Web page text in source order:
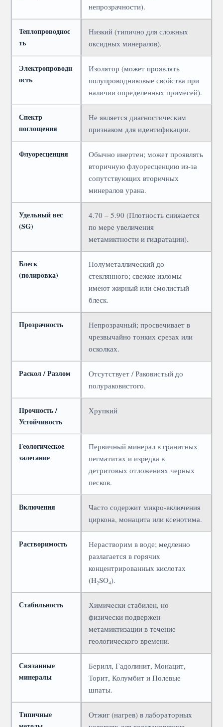
непрозрачности).
Теплопроводнос
ть
Низкий (типично для сложных
оксидных минералов).
Электропроводн
ость
Изолятор (может проявлять
полупроводниковые свойства при
наличии определенных примесей).
Спектр
поглощения
Не является диагностическим
признаком для идентификации.
Флуоресценция
Обычно инертен; может проявлять
вторичную флуоресценцию из-за
сопутствующих вторичных
минералов урана.
Удельный вес
(SG)
4.70 – 5.90 (Плотность снижается
по мере увеличения
метамиктности и гидратации).
Блеск
(полировка)
Полуметаллический до
стеклянного; свежие изломы
имеют жирный или смолистый
блеск.
Прозрачность
Непрозрачный; просвечивает в
чрезвычайно тонких срезах или
осколках.
Раскол / Разлом
Отсутствует / Раковистый до
полураковистого.
Прочность /
Устойчивость
Хрупкий
Геологическое
залегание
Первичный минерал в гранитных
пегматитах и изредка в
детритовых отложениях черных
песков.
Включения
Часто содержит микро-включения
циркона, монацита или ксенотима.
Растворимость
Нерастворим в воде; медленно
разлагается в горячих
концентрированных кислотах
(H₂SO₄).
Стабильность
Химически стабилен, но
физически подвержен
метамиктизации в течение
геологического времени.
Связанные
минералы
Берилл, Гадолинит, Монацит,
Торит, Колумбит и Полевые
шпаты.
Типичные
Отжиг (нагрев) в лабораторных